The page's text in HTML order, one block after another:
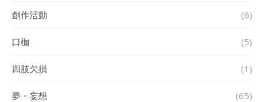
創作活動 (6)
口枷 (5)
四肢欠損 (1)
夢・妄想 (65)